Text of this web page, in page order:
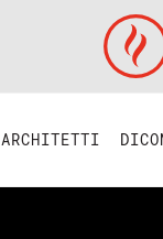
ARCHITETTI